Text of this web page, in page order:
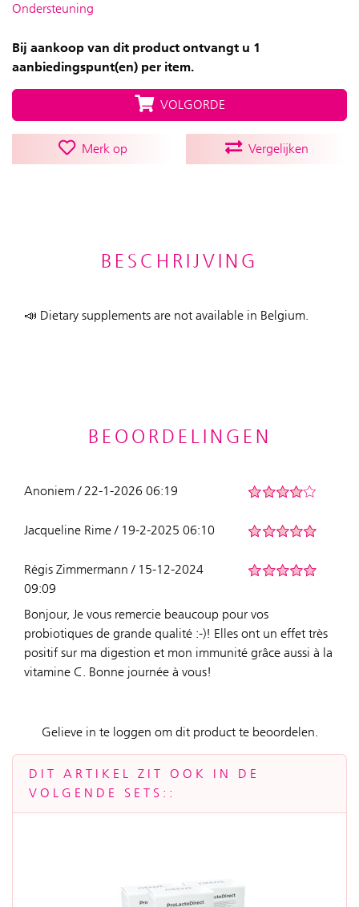
Ondersteuning
Bij aankoop van dit product ontvangt u 1
aanbiedingspunt(en) per item.
VOLGORDE
Merk op Vergelijken
BESCHRIJVING
📣 Dietary supplements are not available in Belgium.
BEOORDELINGEN
Anoniem / 22-1-2026 06:19
Jacqueline Rime / 19-2-2025 06:10
Régis Zimmermann / 15-12-2024
09:09
Bonjour, Je vous remercie beaucoup pour vos
probiotiques de grande qualité :-)! Elles ont un effet très
positif sur ma digestion et mon immunité grâce aussi à la
vitamine C. Bonne journée à vous!
Gelieve in te loggen om dit product te beoordelen.
DIT ARTIKEL ZIT OOK IN DE
VOLGENDE SETS::